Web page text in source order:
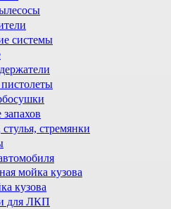
системы
стремянки
мойка кузова
кузова
для ЛКП